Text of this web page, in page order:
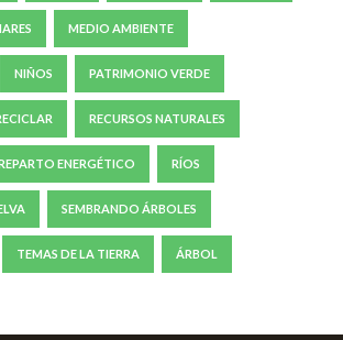
MEDIO AMBIENTE
NIÑOS PATRIMONIO VERDE
RECURSOS NATURALES
ENERGÉTICO RÍOS
SEMBRANDO ÁRBOLES
TEMAS DE LA TIERRA ÁRBOL